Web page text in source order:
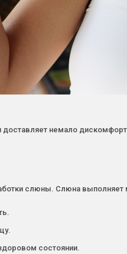
немало
слюны. Слюна
состоянии.